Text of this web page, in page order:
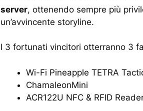
server, ottenendo sempre più
un’avvincente storyline.
I 3 fortunati vincitori otterranno 3
Wi-Fi Pineapple TETRA
ChamaleonMini
ACR122U NFC & RFID